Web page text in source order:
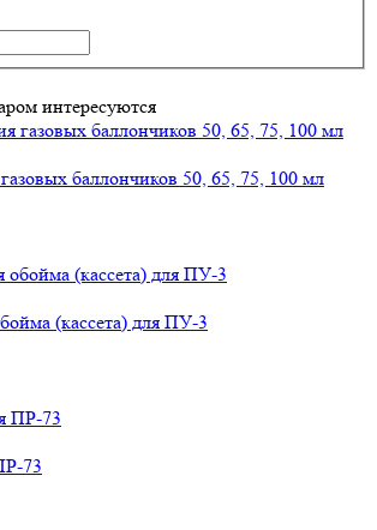
интересуются
баллончиков 50, 65, 75, 100 мл
(кассета) для ПУ-3
73